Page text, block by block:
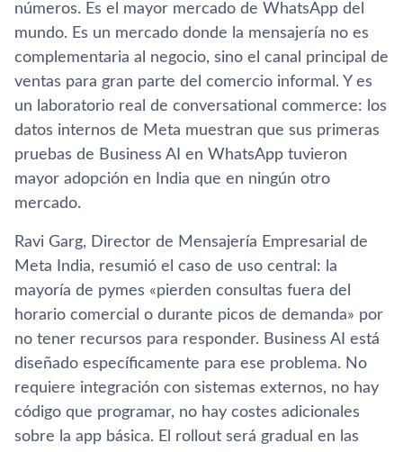
números. Es el mayor mercado de WhatsApp del
mundo. Es un mercado donde la mensajería no es
complementaria al negocio, sino el canal principal de
ventas para gran parte del comercio informal. Y es
un laboratorio real de conversational commerce: los
datos internos de Meta muestran que sus primeras
pruebas de Business AI en WhatsApp tuvieron
mayor adopción en India que en ningún otro
mercado.
Ravi Garg, Director de Mensajería Empresarial de
Meta India, resumió el caso de uso central: la
mayoría de pymes «pierden consultas fuera del
horario comercial o durante picos de demanda» por
no tener recursos para responder. Business AI está
diseñado específicamente para ese problema. No
requiere integración con sistemas externos, no hay
código que programar, no hay costes adicionales
sobre la app básica. El rollout será gradual en las